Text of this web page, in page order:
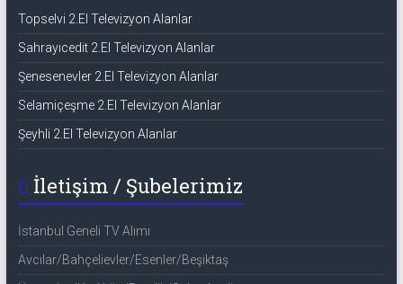
Topselvi 2.El Televizyon Alanlar
Sahrayıcedit 2.El Televizyon Alanlar
Şenesenevler 2.El Televizyon Alanlar
Selamiçeşme 2.El Televizyon Alanlar
Şeyhli 2.El Televizyon Alanlar
İletişim / Şubelerimiz
İstanbul Geneli TV Alımı
Avcılar/Bahçelievler/Esenler/Beşiktaş